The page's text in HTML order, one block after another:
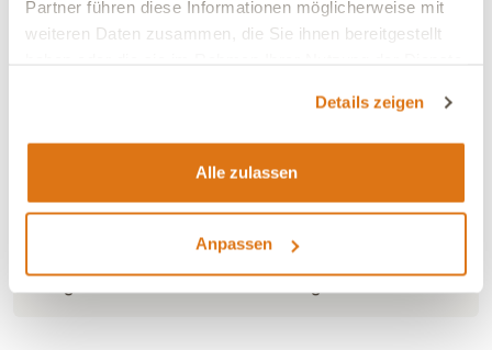
Partner führen diese Informationen möglicherweise mit
weiteren Daten zusammen, die Sie ihnen bereitgestellt
Details zeigen
Alle zulassen
Anpassen
INES MART, ERNÄHRUNGSBERATERIN: